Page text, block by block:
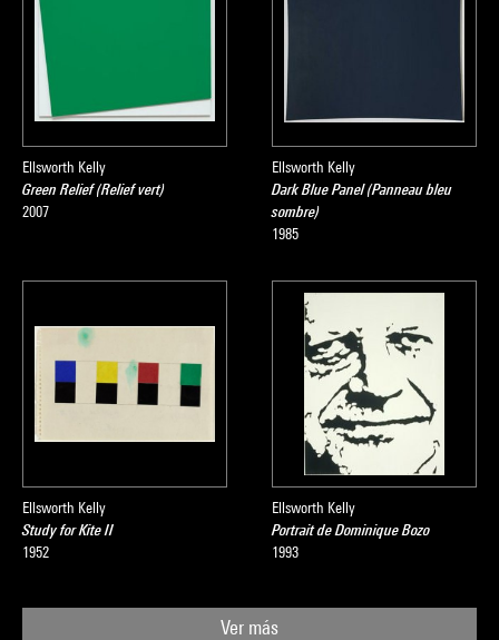
2007
Ellsworth Kelly
Green Relief (Relief vert)
2007
Ellsworth Kelly
Dark Blue Panel (Panneau bleu
sombre)
1985
Ellsworth Kelly
Study for Kite II
1952
Ellsworth Kelly
Portrait de Dominique Bozo
1993
Ver más